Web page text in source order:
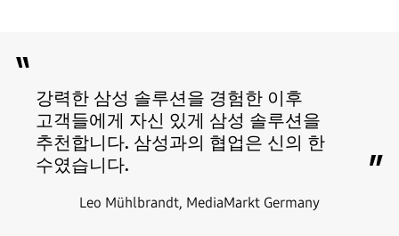
“ 강력한 삼성 솔루션을 경험한 이후
고객들에게 자신 있게 삼성 솔루션을
추천합니다. 삼성과의 협업은 신의 한
수였습니다.
Leo Mühlbrandt, MediaMarkt Germany ”